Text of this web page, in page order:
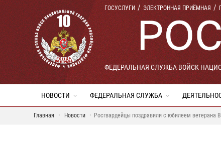
ГОСУСЛУГИ ЭЛЕКТРОННАЯ ПРИЁМНАЯ
ФЕДЕРАЛЬНАЯ СЛУЖБА ВОЙСК
НОВОСТИ ФЕДЕРАЛЬНАЯ СЛУЖБА
Главная Новости Росгвардейцы поздравили с юбилеем ветерана